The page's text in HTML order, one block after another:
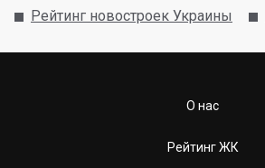
Рейтинг новостроек Украины
О нас
Рейтинг ЖК